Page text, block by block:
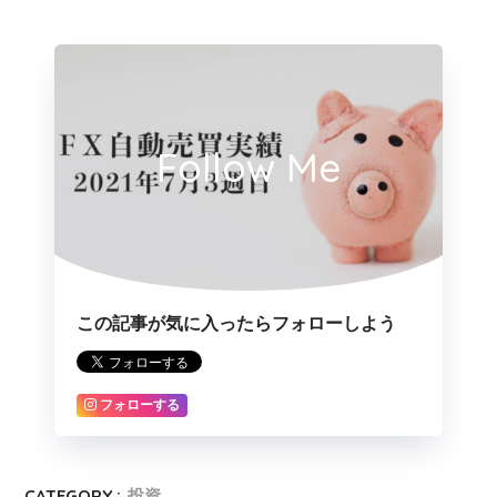
Follow Me
この記事が気に入ったらフォローしよう
フォローする